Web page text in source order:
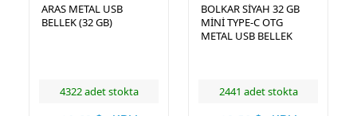
ARAS METAL USB
BELLEK (32 GB)
4322 adet stokta
BOLKAR SİYAH 32 GB
MİNİ TYPE-C OTG
METAL USB BELLEK
2441 adet stokta